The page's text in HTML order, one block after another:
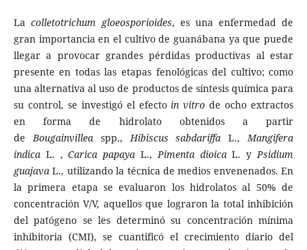
La colletotrichum gloeosporioides, es una enfermedad de
gran importancia en el cultivo de guanábana ya que puede
llegar a provocar grandes pérdidas productivas al estar
presente en todas las etapas fenológicas del cultivo; como
una alternativa al uso de productos de síntesis química para
su control, se investigó el efecto in vitro de ocho extractos
en forma de hidrolato obtenidos a partir
deBougainvilleaspp.,Hibiscus sabdariffa L.,Mangifera
indicaL. ,Carica papaya L.,Pimenta dioicaL. yPsidium
guajavaL., utilizando la técnica de medios envenenados. En
la primera etapa se evaluaron los hidrolatos al 50% de
concentración V/V, aquellos que lograron la total inhibición
del patógeno se les determinó su concentración mínima
inhibitoria (CMI), se cuantificó el crecimiento diario del